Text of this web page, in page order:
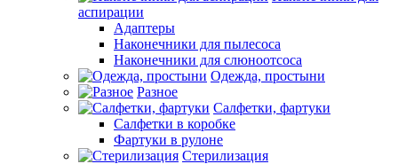
аспирации
Адаптеры
Наконечники для пылесоса
Наконечники для слюноотсоса
Одежда, простыни
Разное
Салфетки, фартуки
Салфетки в коробке
Фартуки в рулоне
Стерилизация